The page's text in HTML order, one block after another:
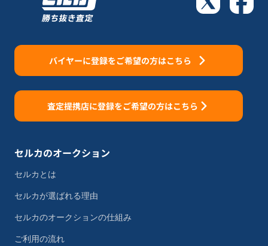
バイヤーに登録をご希望の方はこちら
査定提携店に登録をご希望の方はこちら
セルカのオークション
セルカとは
セルカが選ばれる理由
セルカのオークションの仕組み
ご利用の流れ